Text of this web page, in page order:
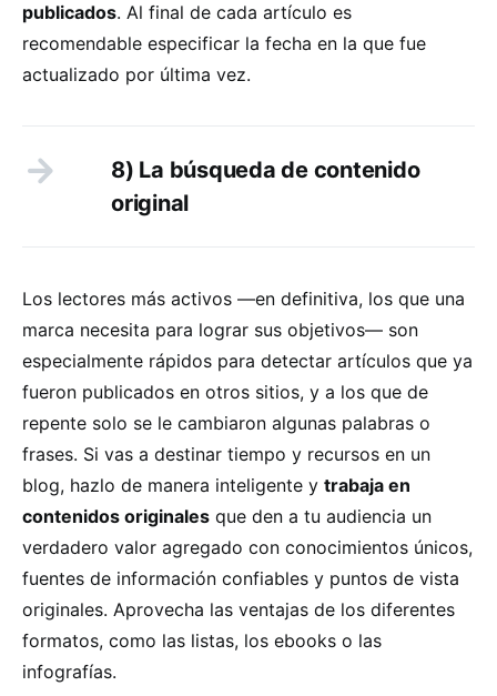
publicados. Al final de cada artículo es
recomendable especificar la fecha en la que fue
actualizado por última vez.
8) La búsqueda de contenido
original
Los lectores más activos —en definitiva, los que una
marca necesita para lograr sus objetivos— son
especialmente rápidos para detectar artículos que ya
fueron publicados en otros sitios, y a los que de
repente solo se le cambiaron algunas palabras o
frases. Si vas a destinar tiempo y recursos en un
blog, hazlo de manera inteligente y trabaja en
contenidos originales que den a tu audiencia un
verdadero valor agregado con conocimientos únicos,
fuentes de información confiables y puntos de vista
originales. Aprovecha las ventajas de los diferentes
formatos, como las listas, los ebooks o las
infografías.